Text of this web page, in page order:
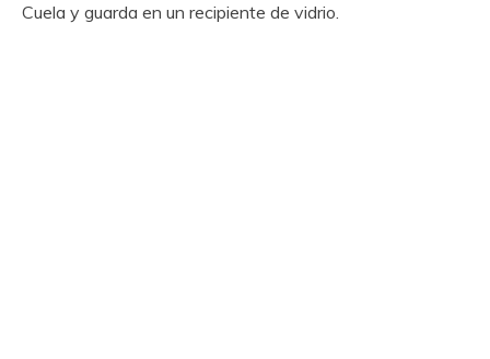
Cuela y guarda en un recipiente de vidrio.